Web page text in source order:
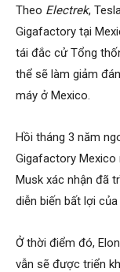
Theo Electrek,
Gigafactory tại
tái đắc cử Tổng
thể sẽ làm giảm
máy ở Mexico.
Hồi tháng 3 năm
Gigafactory Mexico
Musk xác nhận đã
diễn biến bất lợi
Ở thời điểm đó,
vẫn sẽ được triển